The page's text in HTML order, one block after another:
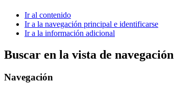
Ir al contenido
Ir a la navegación principal e identificarse
Ir a la información adicional
Buscar en la vista de navegación
Navegación